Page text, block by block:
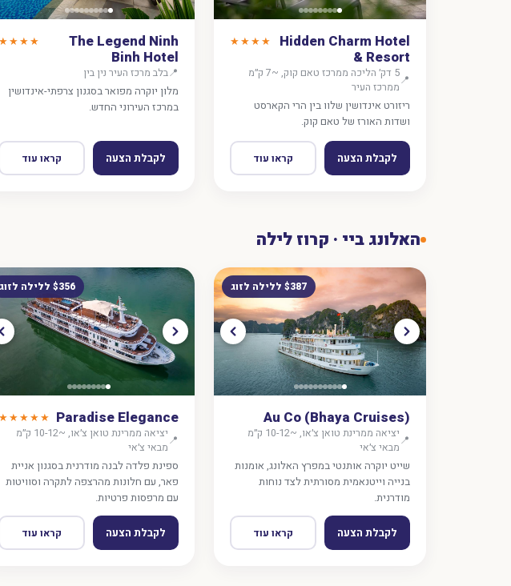
Hidden Charm Hotel
& Resort
★★★★
📍
5 דק׳ הליכה ממרכז טאם קוק, ~7 ק״מ
ממרכז העיר
ריזורט אינדושין שלוו בין הרי הקארסט
ושדות האורז של טאם קוק.
לקבלת הצעה קראו עוד
The Legend Ninh
Binh Hotel
★★★★
📍בלב מרכז העיר נין בין
מלון יוקרה מפואר בסגנון צרפתי-אינדושין
במרכז העירוני החדש.
לקבלת הצעה קראו עוד
האלונג ביי · קרוז לילה
$387 ללילה לזוג
Au Co (Bhaya Cruises)
📍
יציאה ממרינת טואן צ׳או, ~10-12 ק״מ
מבאי צ׳אי
שייט יוקרה אותנטי במפרץ האלונג, אומנות
בנייה וייטנאמית מסורתית לצד נוחות
מודרנית.
לקבלת הצעה קראו עוד
$356 ללילה לזוג
Paradise Elegance
★★★★★
📍
יציאה ממרינת טואן צ׳או, ~10-12 ק״מ
מבאי צ׳אי
ספינת פלדה לבנה מודרנית בסגנון אניית
פאר, עם חלונות מהרצפה לתקרה וסוויטות
עם מרפסות פרטיות.
לקבלת הצעה קראו עוד